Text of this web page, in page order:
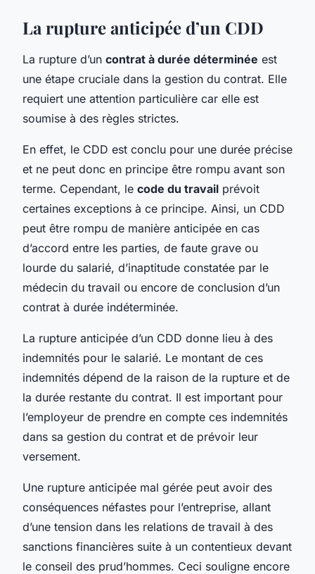
La rupture anticipée d’un CDD
La rupture d’un contrat à durée déterminée est
une étape cruciale dans la gestion du contrat. Elle
requiert une attention particulière car elle est
soumise à des règles strictes.
En effet, le CDD est conclu pour une durée précise
et ne peut donc en principe être rompu avant son
terme. Cependant, le code du travail prévoit
certaines exceptions à ce principe. Ainsi, un CDD
peut être rompu de manière anticipée en cas
d’accord entre les parties, de faute grave ou
lourde du salarié, d’inaptitude constatée par le
médecin du travail ou encore de conclusion d’un
contrat à durée indéterminée.
La rupture anticipée d’un CDD donne lieu à des
indemnités pour le salarié. Le montant de ces
indemnités dépend de la raison de la rupture et de
la durée restante du contrat. Il est important pour
l’employeur de prendre en compte ces indemnités
dans sa gestion du contrat et de prévoir leur
versement.
Une rupture anticipée mal gérée peut avoir des
conséquences néfastes pour l’entreprise, allant
d’une tension dans les relations de travail à des
sanctions financières suite à un contentieux devant
le conseil des prud’hommes. Ceci souligne encore